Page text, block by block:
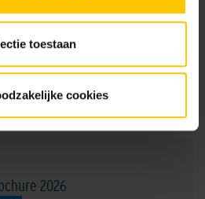
toestaan
cookies
Dussen Lichtbruin
2026